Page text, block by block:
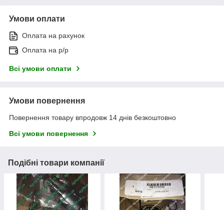
Умови оплати
Оплата на рахунок
Оплата на р/р
Всі умови оплати
Умови повернення
Повернення товару впродовж 14 днів безкоштовно
Всі умови повернення
Подібні товари компанії